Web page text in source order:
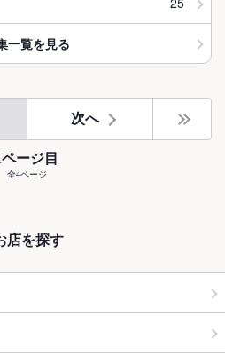
一覧を見る
次へ
ページ目
全4ページ
店を探す